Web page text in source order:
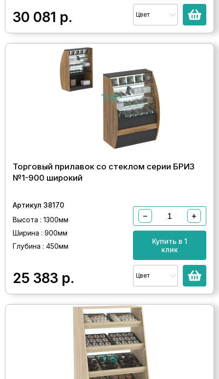
30 081 р. Цвет
Торговый прилавок со стеклом серии БРИЗ
№1-900 широкий
Артикул 38170
Высота : 1300мм
Ширина : 900мм
Глубина : 450мм
25 383 р.
− +
Купить в 1
клик
Цвет